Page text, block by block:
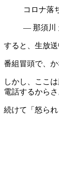
コロナ落
— 那須川
すると、生放
番組冒頭で、
しかし、ここ
電話するから
続けて「怒ら